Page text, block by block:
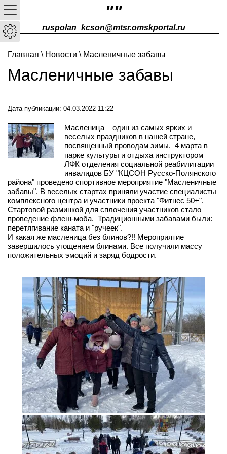
""
ruspolan_kcson@mtsr.omskportal.ru
Главная \ Новости \ Масленичные забавы
Масленичные забавы
Дата публикации: 04.03.2022 11:22
Масленица – один из самых ярких и
веселых праздников в нашей стране,
посвященный проводам зимы. 4 марта в
парке культуры и отдыха инструктором
ЛФК отделения социальной реабилитации
инвалидов БУ "КЦСОН Русско-Полянского
района" проведено спортивное мероприятие "Масленичные
забавы". В веселых стартах приняли участие специалисты
комплексного центра и участники проекта "Фитнес 50+".
Стартовой разминкой для сплочения участников стало
проведение флеш-моба. Традиционными забавами были:
перетягивание каната и "ручеек".
И какая же масленица без блинов?!! Мероприятие
завершилось угощением блинами. Все получили массу
положительных эмоций и заряд бодрости.